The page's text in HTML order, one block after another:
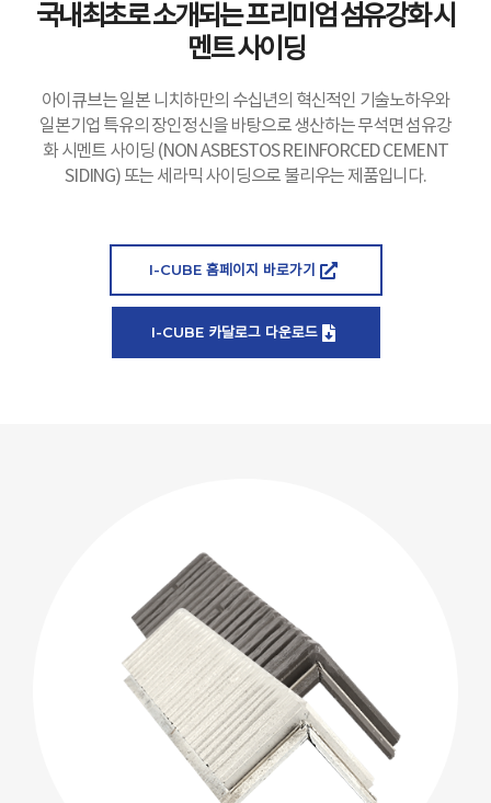
국내최초로 소개되는 프리미엄 섬유강화 시
멘트 사이딩
아이큐브는 일본 니치하만의 수십년의 혁신적인 기술노하우와
일본기업 특유의 장인정신을 바탕으로 생산하는 무석면 섬유강
화 시멘트 사이딩 (NON ASBESTOS REINFORCED CEMENT
SIDING) 또는 세라믹 사이딩으로 불리우는 제품입니다.
I-CUBE 홈페이지 바로가기
I-CUBE 카달로그 다운로드